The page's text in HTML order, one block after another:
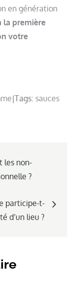
en génération
la première
votre
Tags: sauces
les non-
?
participe-t-
d’un lieu ?